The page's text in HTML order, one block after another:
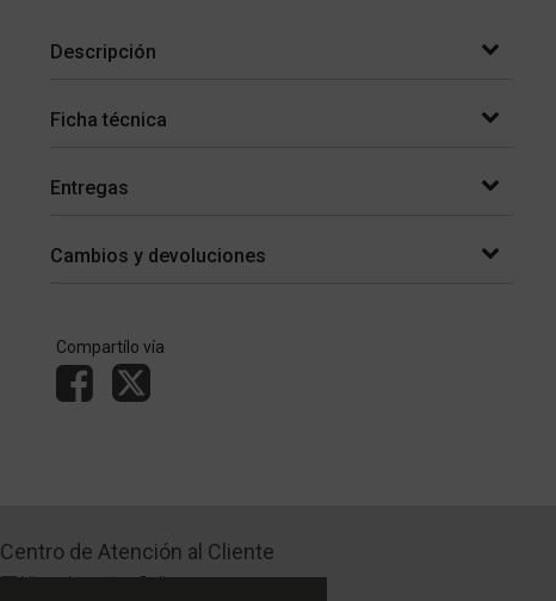
Descripción
Ficha técnica
Entregas
Cambios y devoluciones
Compartílo vía
Centro de Atención al Cliente
Libro de quejas Online